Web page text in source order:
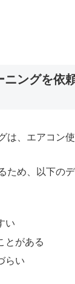
ニングを依
は、エアコン
ため、以下の
い
とがある
らい